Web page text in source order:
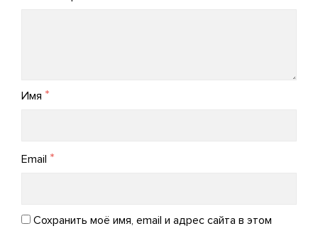
Имя *
Email *
Сохранить моё имя, email и адрес сайта в этом